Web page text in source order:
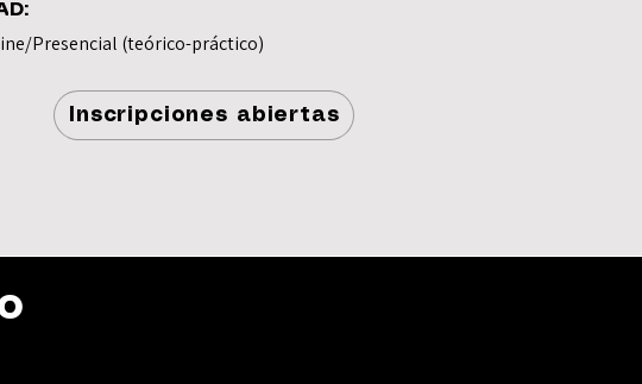
Presencial (teórico-práctico)
Inscripciones abiertas